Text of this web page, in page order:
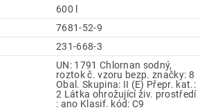
600 l
7681-52-9
231-668-3
UN: 1791 Chlornan sodný,
roztok č. vzoru bezp. značky: 8
Obal. Skupina: II (E) Přepr. kat.:
2 Látka ohrožující živ. prostředí
: ano Klasif. kód: C9